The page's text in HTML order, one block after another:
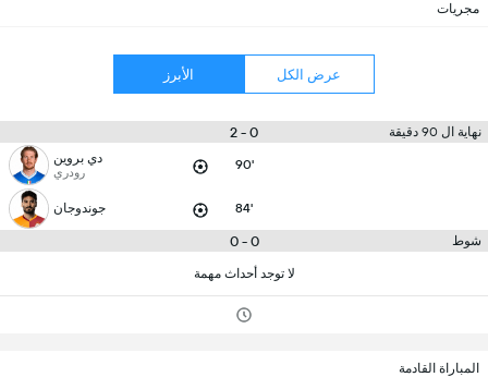
مجريات
عرض الكل الأبرز
نهاية ال 90 دقيقة 0 - 2
90' دي بروين
رودري
84' جوندوجان
شوط 0 - 0
لا توجد أحداث مهمة
المباراة القادمة